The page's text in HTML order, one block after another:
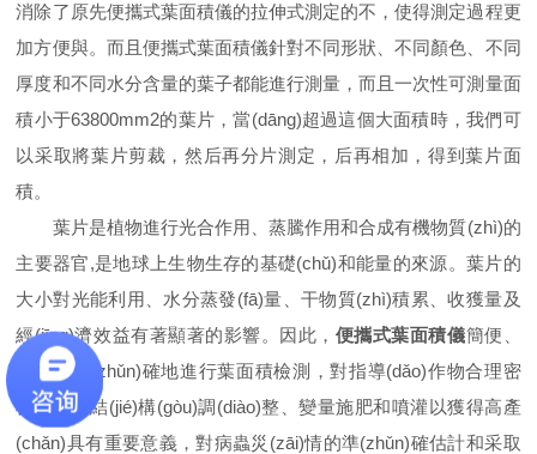
消除了原先便攜式葉面積儀的拉伸式測定的不，使得測定過程更
加方便與。而且便攜式葉面積儀針對不同形狀、不同顏色、不同
厚度和不同水分含量的葉子都能進行測量，而且一次性可測量面
積小于63800mm2的葉片，當(dāng)超過這個大面積時，我們可
以采取將葉片剪裁，然后再分片測定，后再相加，得到葉片面
積。
葉片是植物進行光合作用、蒸騰作用和合成有機物質(zhì)的
主要器官,是地球上生物生存的基礎(chǔ)和能量的來源。葉片的
大小對光能利用、水分蒸發(fā)量、干物質(zhì)積累、收獲量及
經(jīng)濟效益有著顯著的影響。因此， 便攜式葉面積儀簡便、
快速與準(zhǔn)確地進行葉面積檢測，對指導(dǎo)作物合理密
植、群體結(jié)構(gòu)調(diào)整、變量施肥和噴灌以獲得高產
(chǎn)具有重要意義，對病蟲災(zāi)情的準(zhǔn)確估計和采取